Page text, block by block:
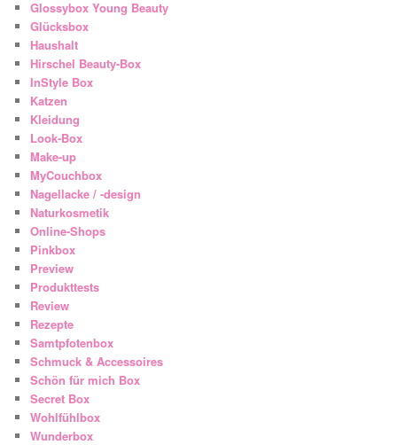
Glossybox Young Beauty
Glücksbox
Haushalt
Hirschel Beauty-Box
InStyle Box
Katzen
Kleidung
Look-Box
Make-up
MyCouchbox
Nagellacke / -design
Naturkosmetik
Online-Shops
Pinkbox
Preview
Produkttests
Review
Rezepte
Samtpfotenbox
Schmuck & Accessoires
Schön für mich Box
Secret Box
Wohlfühlbox
Wunderbox